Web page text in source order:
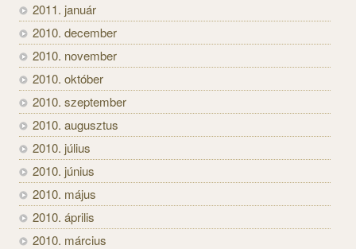
2011. január
2010. december
2010. november
2010. október
2010. szeptember
2010. augusztus
2010. július
2010. június
2010. május
2010. április
2010. március